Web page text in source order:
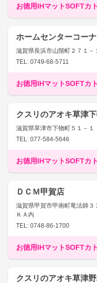
お徳用IHマットSOFTカ
ホームセンターコー
滋賀県長浜市山階町２７１－
TEL: 0749-68-5711
お徳用IHマットSOFTカ
クスリのアオキ草津
滋賀県草津市下物町５１－１
TEL: 077-584-5646
お徳用IHマットSOFTカ
ＤＣＭ甲賀店
滋賀県甲賀市甲南町竜法師３
ＫＡ内
TEL: 0748-86-1700
お徳用IHマットSOFTカ
クスリのアオキ草津